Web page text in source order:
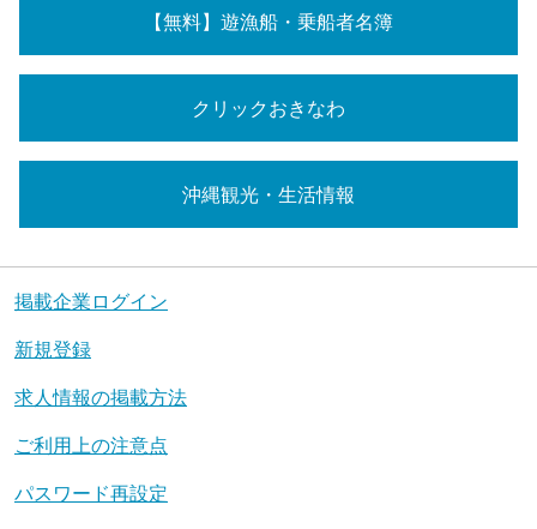
【無料】遊漁船・乗船者名簿
クリックおきなわ
沖縄観光・生活情報
掲載企業ログイン
新規登録
求人情報の掲載方法
ご利用上の注意点
パスワード再設定